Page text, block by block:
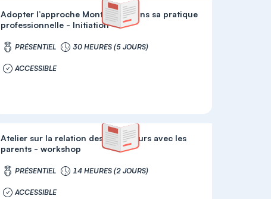
Adopter l’approche Montessori dans sa pratique
professionnelle - Initiation
PRÉSENTIEL 30 HEURES (5 JOURS)
ACCESSIBLE
Atelier sur la relation des éducateurs avec les
parents - workshop
PRÉSENTIEL 14 HEURES (2 JOURS)
ACCESSIBLE